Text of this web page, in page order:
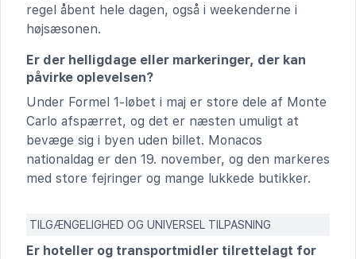
regel åbent hele dagen, også i weekenderne i
højsæsonen.
Er der helligdage eller markeringer, der kan
påvirke oplevelsen?
Under Formel 1-løbet i maj er store dele af Monte
Carlo afspærret, og det er næsten umuligt at
bevæge sig i byen uden billet. Monacos
nationaldag er den 19. november, og den markeres
med store fejringer og mange lukkede butikker.
TILGÆNGELIGHED OG UNIVERSEL TILPASNING
Er hoteller og transportmidler tilrettelagt for